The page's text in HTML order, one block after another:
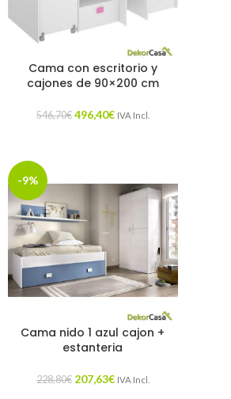
Cama con escritorio y
cajones de 90×200 cm
546,70€ 496,40€ IVA Incl.
-9%
Cama nido 1 azul cajon +
estanteria
228,80€ 207,63€ IVA Incl.